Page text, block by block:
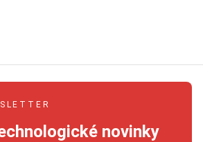
novinky